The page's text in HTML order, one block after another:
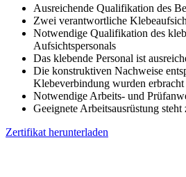
Ausreichende Qualifikation des
Zwei verantwortliche
Notwendige Qualifikation des
Aufsichtspersonals
Das klebende Personal ist
Die konstruktiven Nachweise
Klebeverbindung wurden erbracht
Notwendige Arbeits- und
Geeignete Arbeitsausrüstung
Zertifikat herunterladen